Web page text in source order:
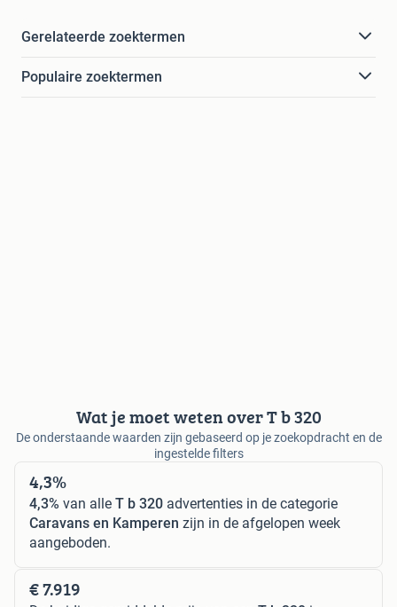
Gerelateerde zoektermen
Populaire zoektermen
Wat je moet weten over T b 320
De onderstaande waarden zijn gebaseerd op je zoekopdracht en de
ingestelde filters
4,3%
4,3% van alle T b 320 advertenties in de categorie
Caravans en Kamperen zijn in de afgelopen week
aangeboden.
€ 7.919